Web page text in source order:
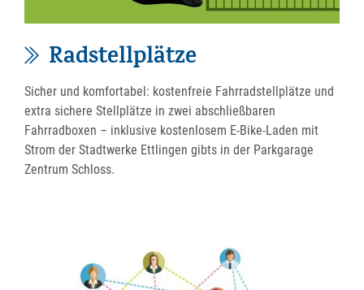
Radstellplätze
Sicher und komfortabel: kostenfreie Fahrradstellplätze und
extra sichere Stellplätze in zwei abschließbaren
Fahrradboxen – inklusive kostenlosem E-Bike-Laden mit
Strom der Stadtwerke Ettlingen gibts in der Parkgarage
Zentrum Schloss.